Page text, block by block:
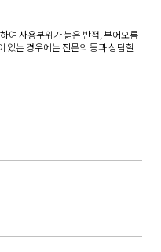
여 사용부위가 붉은 반점, 부어오름
있는 경우에는 전문의 등과 상담할